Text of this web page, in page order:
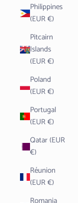
Philippines
(EUR €)
Pitcairn
Islands
(EUR €)
Poland
(EUR €)
Portugal
(EUR €)
Qatar (EUR
€)
Réunion
(EUR €)